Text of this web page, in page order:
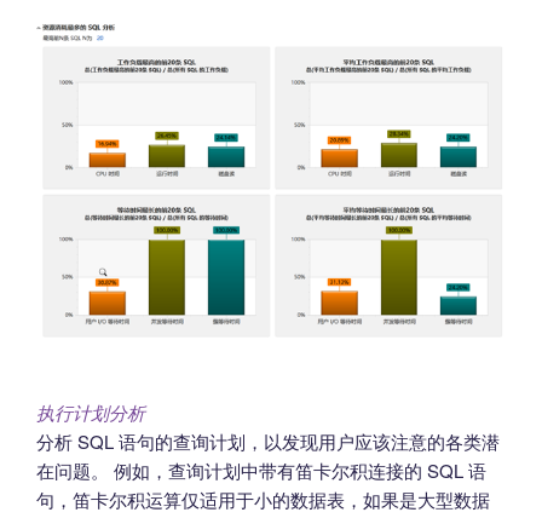
执行计划分析
分析 SQL 语句的查询计划，以发现用户应该注意的各类潜
在问题。 例如，查询计划中带有笛卡尔积连接的 SQL 语
句，笛卡尔积运算仅适用于小的数据表，如果是大型数据